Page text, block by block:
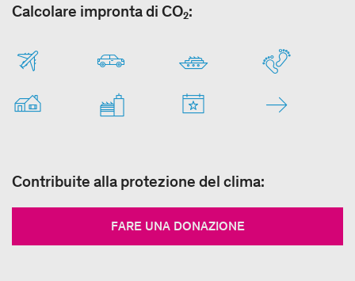
Calcolare impronta di CO₂:
Contribuite alla protezione del clima:
FARE UNA DONAZIONE